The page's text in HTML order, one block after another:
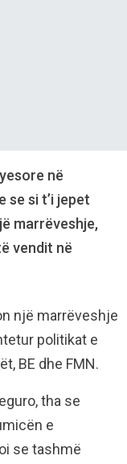
në
se si t’i jepet
marrëveshje,
vendit në
një marrëveshje
politikat e
BE dhe FMN.
tha se
e
se tashmë